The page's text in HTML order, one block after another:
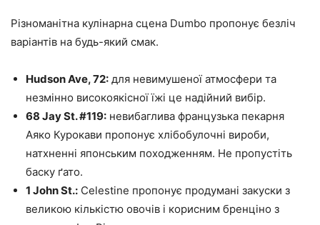
Різноманітна кулінарна сцена Dumbo пропонує безліч
варіантів на будь-який смак.
Hudson Ave, 72: для невимушеної атмосфери та
незмінно високоякісної їжі це надійний вибір.
68 Jay St. #119: невибаглива французька пекарня
Аяко Курокави пропонує хлібобулочні вироби,
натхненні японським походженням. Не пропустіть
баску ґато.
1 John St.: Celestine пропонує продумані закуски з
великою кількістю овочів і корисним бренціно з